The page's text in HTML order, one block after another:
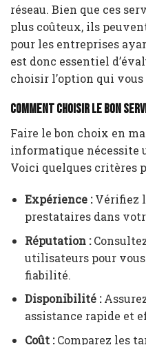
réseau. Bien que ces
plus coûteux, ils
pour les entreprises
est donc essentiel
choisir l’option qui
Comment choisir le bon
Faire le bon choix en
informatique nécessite
Voici quelques critères
Expérience :Vérifiez
prestataires dans
Réputation :
utilisateurs pour
fiabilité.
Disponibilité :
assistance rapide et
Coût :Comparez les